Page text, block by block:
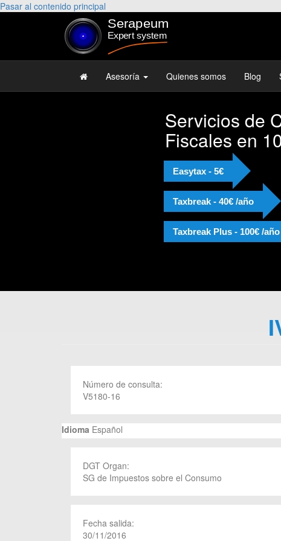
Pasar al contenido principal
Asesoría Quienes somos Blog
Servicios de
Fiscales en
Easytax - 5€
Taxbreak - 40€ /año
Taxbreak Plus - 100€ /año
Número de consulta:
V5180-16
Idioma Español
DGT Organ:
SG de Impuestos sobre el Consumo
Fecha salida:
30/11/2016